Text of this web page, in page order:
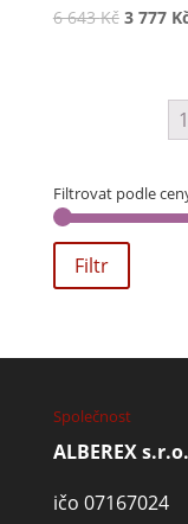
6 643Kč 3 777
1
Filtrovat podle
Filtr
Společnost
ALBEREX
ičo 07167024